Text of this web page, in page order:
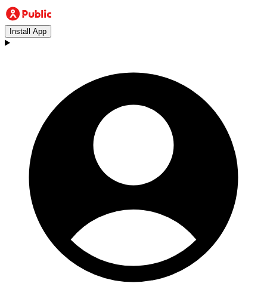
Install App